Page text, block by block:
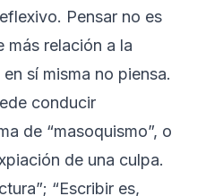
Pensar no es
más relación a la
sí misma no piensa.
conducir
de “masoquismo”, o
de una culpa.
“Escribir es,